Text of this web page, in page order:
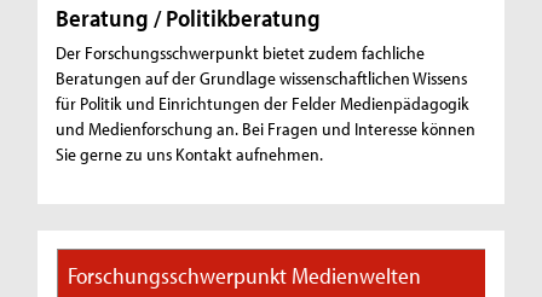
Beratung / Politikberatung
Der Forschungsschwerpunkt bietet zudem fachliche
Beratungen auf der Grundlage wissenschaftlichen Wissens
für Politik und Einrichtungen der Felder Medienpädagogik
und Medienforschung an. Bei Fragen und Interesse können
Sie gerne zu uns Kontakt aufnehmen.
Forschungsschwerpunkt Medienwelten